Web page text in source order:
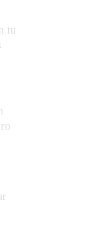
tu